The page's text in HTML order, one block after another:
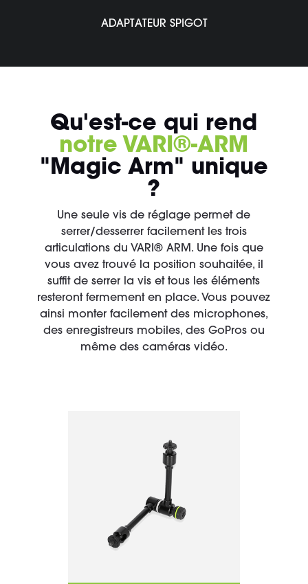
ADAPTATEUR SPIGOT
Qu'est-ce qui rend
notre VARI®-ARM
"Magic Arm" unique
?
Une seule vis de réglage permet de
serrer/desserrer facilement les trois
articulations du VARI® ARM. Une fois que
vous avez trouvé la position souhaitée, il
suffit de serrer la vis et tous les éléments
resteront fermement en place. Vous pouvez
ainsi monter facilement des microphones,
des enregistreurs mobiles, des GoPros ou
même des caméras vidéo.